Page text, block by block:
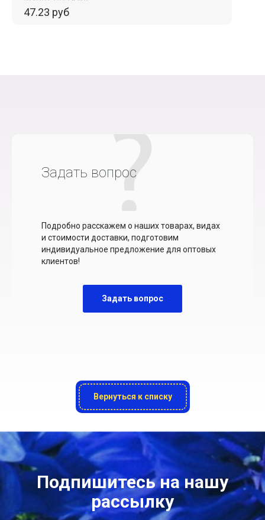
47.23 руб
Задать вопрос
Подробно расскажем о наших товарах, видах
и стоимости доставки, подготовим
индивидуальное предложение для оптовых
клиентов!
Задать вопрос
Вернуться к списку
Подпишитесь на нашу
рассылку